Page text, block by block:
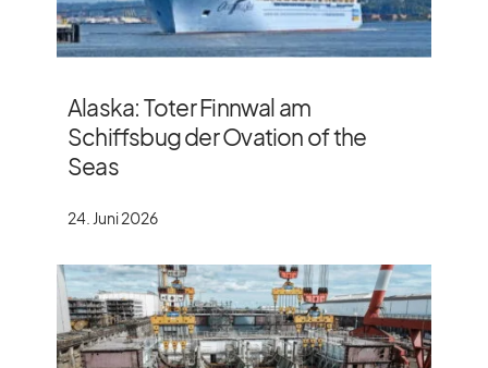
Alaska: Toter Finnwal am
Schiffsbug der Ovation of the
Seas
24. Juni 2026